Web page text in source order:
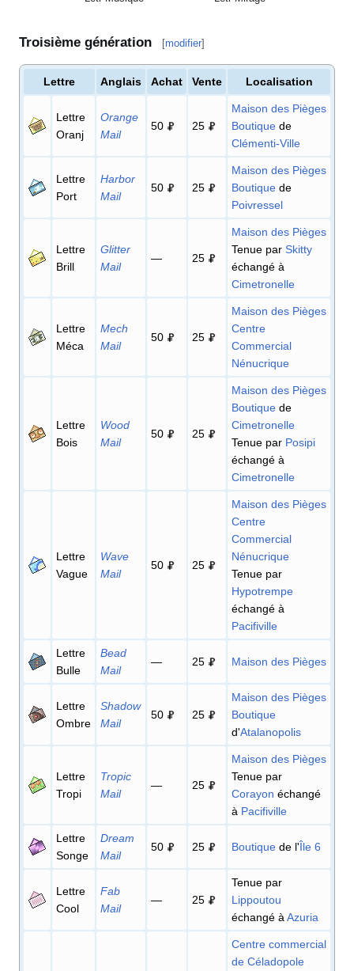
Troisième génération [modifier]
Lettre Anglais Achat Vente Localisation
Lettre
Oranj
Orange
Mail
50 25
Maison des Pièges
Boutique de
Clémenti-Ville
Lettre
Port
Harbor
Mail
50 25
Maison des Pièges
Boutique de
Poivressel
Lettre
Brill
Glitter
Mail
— 25
Maison des Pièges
Tenue par Skitty
échangé à
Cimetronelle
Lettre
Méca
Mech
Mail
50 25
Maison des Pièges
Centre
Commercial
Nénucrique
Lettre
Bois
Wood
Mail
50 25
Maison des Pièges
Boutique de
Cimetronelle
Tenue par Posipi
échangé à
Cimetronelle
Lettre
Vague
Wave
Mail
50 25
Maison des Pièges
Centre
Commercial
Nénucrique
Tenue par
Hypotrempe
échangé à
Pacifiville
Lettre
Bulle
Bead
Mail
— 25 Maison des Pièges
Lettre
Ombre
Shadow
Mail
50 25
Maison des Pièges
Boutique
d'Atalanopolis
Lettre
Tropi
Tropic
Mail
— 25
Maison des Pièges
Tenue par
Corayon échangé
à Pacifiville
Lettre
Songe
Dream
Mail
50 25 Boutique de l'Île 6
Lettre
Cool
Fab
Mail
— 25
Tenue par
Lippoutou
échangé à Azuria
Centre commercial
de Céladopole